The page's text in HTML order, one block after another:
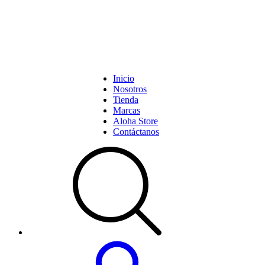
Inicio
Nosotros
Tienda
Marcas
Aloha Store
Contáctanos